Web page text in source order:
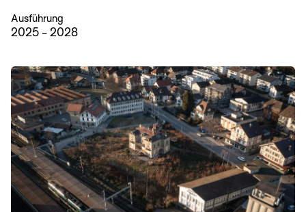
Ausführung
2025 - 2028